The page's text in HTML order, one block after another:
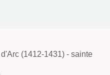
(1412-1431) - sainte